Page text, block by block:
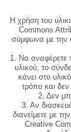
Η χρήση του
Commons
σύμφωνα με την
1. Να αναφέρετε
υλικού, το
κάνει στο
τρόπο και
2. Δεν
3. Αν
διανείμετε με
Creative